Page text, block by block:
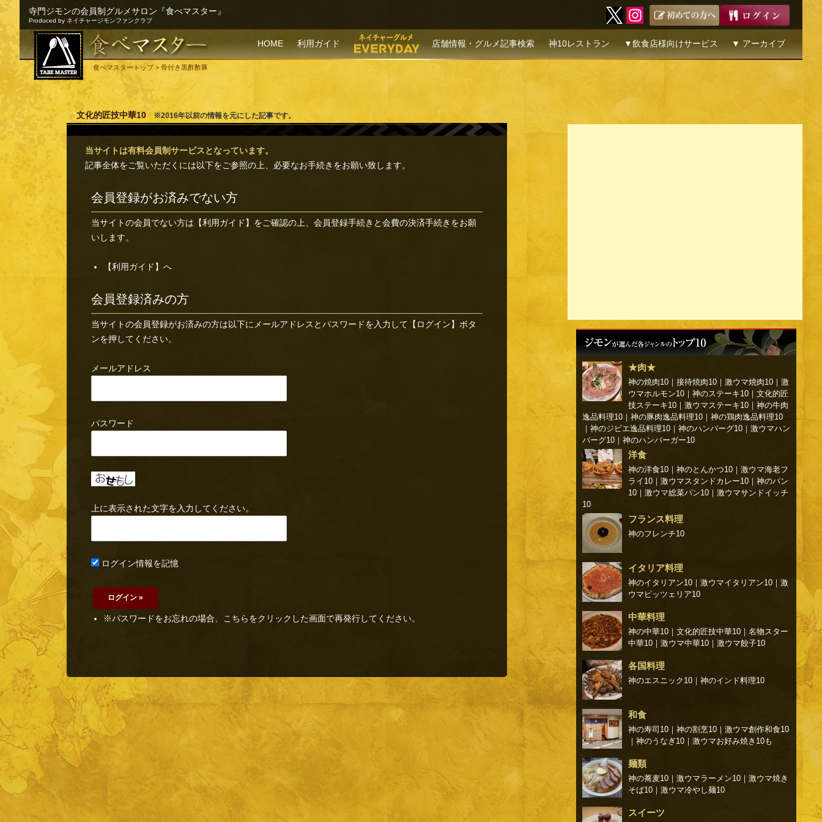
寺門ジモンの会員制グルメサロン『食べマスター』
Produced by ネイチャージモンファンクラブ
HOME 利用ガイド 店舗情報・グルメ記事検索 神10レストラン ▼飲食店様向けサービス ▼ アーカイブ
食べマスタートップ> 骨付き黒酢酢豚
"文化的匠技中華10 ※2016年以前の情報を元にした記事です。
当サイトは有料会員制サービスとなっています。
記事全体をご覧いただくには以下をご参照の上、必要なお手続きをお願い致します。
会員登録がお済みでない方
当サイトの会員でない方は 【利用ガイド】 をご確認の上、会員登録手続きと会費の決済手続きをお願
いします。
【利用ガイド】へ
会員登録済みの方
当サイトの会員登録がお済みの方は以下にメールアドレスとパスワードを入力して【ログイン】ボタ
ンを押してください。
メールアドレス
パスワード
上に表示された文字を入力してください。
ログイン情報を記憶
※パスワードをお忘れの場合、こちらをクリックした画面で再発行してください。
★肉★
神の焼肉10 ｜ 接待焼肉10 ｜ 激ウマ焼肉10 ｜ 激
ウマホルモン10 ｜ 神のステーキ10 ｜ 文化的匠
技ステーキ10 ｜ 激ウマステーキ10 ｜ 神の牛肉
逸品料理10 ｜ 神の豚肉逸品料理10 ｜ 神の鶏肉逸品料理10
｜ 神のジビエ逸品料理10 ｜ 神のハンバーグ10 ｜ 激ウマハン
バーグ10 ｜ 神のハンバーガー10
洋食
神の洋食10 ｜ 神のとんかつ10 ｜ 激ウマ海老フ
ライ10 ｜ 激ウマスタンドカレー10 ｜ 神のパン
10 ｜ 激ウマ総菜パン10 ｜ 激ウマサンドイッチ
10
フランス料理
神のフレンチ10
イタリア料理
神のイタリアン10 ｜ 激ウマイタリアン10 ｜ 激
ウマピッツェリア10
中華料理
神の中華10 ｜ 文化的匠技中華10 ｜ 名物スター
中華10 ｜ 激ウマ中華10 ｜ 激ウマ餃子10
各国料理
神のエスニック10 ｜ 神のインド料理10
和食
神の寿司10 ｜ 神の割烹10 ｜ 激ウマ創作和食10
｜ 神のうなぎ10 ｜ 激ウマお好み焼き10も
麺類
神の蕎麦10 ｜ 激ウマラーメン10 ｜ 激ウマ焼き
そば10 ｜ 激ウマ冷やし麺10
スイーツ